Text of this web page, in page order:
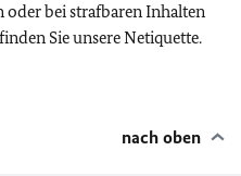
oder bei strafbaren Inhalten
finden Sie unsere Netiquette.
nach oben